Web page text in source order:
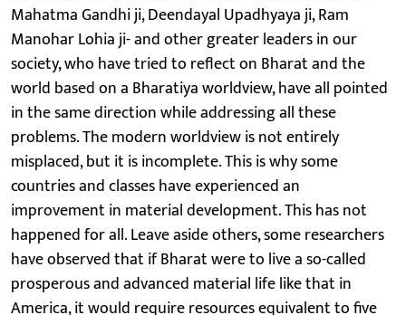
Mahatma Gandhi ji, Deendayal Upadhyaya ji, Ram
Manohar Lohia ji- and other greater leaders in our
society, who have tried to reflect on Bharat and the
world based on a Bharatiya worldview, have all pointed
in the same direction while addressing all these
problems. The modern worldview is not entirely
misplaced, but it is incomplete. This is why some
countries and classes have experienced an
improvement in material development. This has not
happened for all. Leave aside others, some researchers
have observed that if Bharat were to live a so-called
prosperous and advanced material life like that in
America, it would require resources equivalent to five